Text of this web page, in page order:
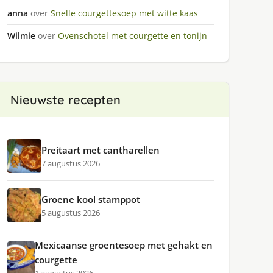
anna over Snelle courgettesoep met witte kaas
Wilmie over Ovenschotel met courgette en tonijn
Nieuwste recepten
Preitaart met cantharellen
7 augustus 2026
Groene kool stamppot
5 augustus 2026
Mexicaanse groentesoep met gehakt en
courgette